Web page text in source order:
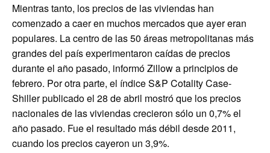
Mientras tanto, los precios de las viviendas han
comenzado a caer en muchos mercados que ayer eran
populares. La centro de las 50 áreas metropolitanas más
grandes del país experimentaron caídas de precios
durante el año pasado, informó Zillow a principios de
febrero. Por otra parte, el índice S&P Cotality Case-
Shiller publicado el 28 de abril mostró que los precios
nacionales de las viviendas crecieron sólo un 0,7% el
año pasado. Fue el resultado más débil desde 2011,
cuando los precios cayeron un 3,9%.